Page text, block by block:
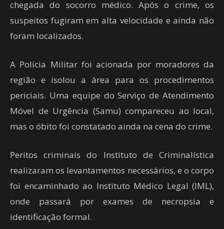
chegada do socorro médico. Após o crime, os
suspeitos fugiram em alta velocidade e ainda não
foram localizados.
A Polícia Militar foi acionada por moradores da
região e isolou a área para os procedimentos
periciais. Uma equipe do Serviço de Atendimento
Móvel de Urgência (Samu) compareceu ao local,
mas o óbito foi constatado ainda na cena do crime.
Peritos criminais do Instituto de Criminalística
realizaram os levantamentos necessários, e o corpo
foi encaminhado ao Instituto Médico Legal (IML),
onde passará por exames de necropsia e
identificação formal.